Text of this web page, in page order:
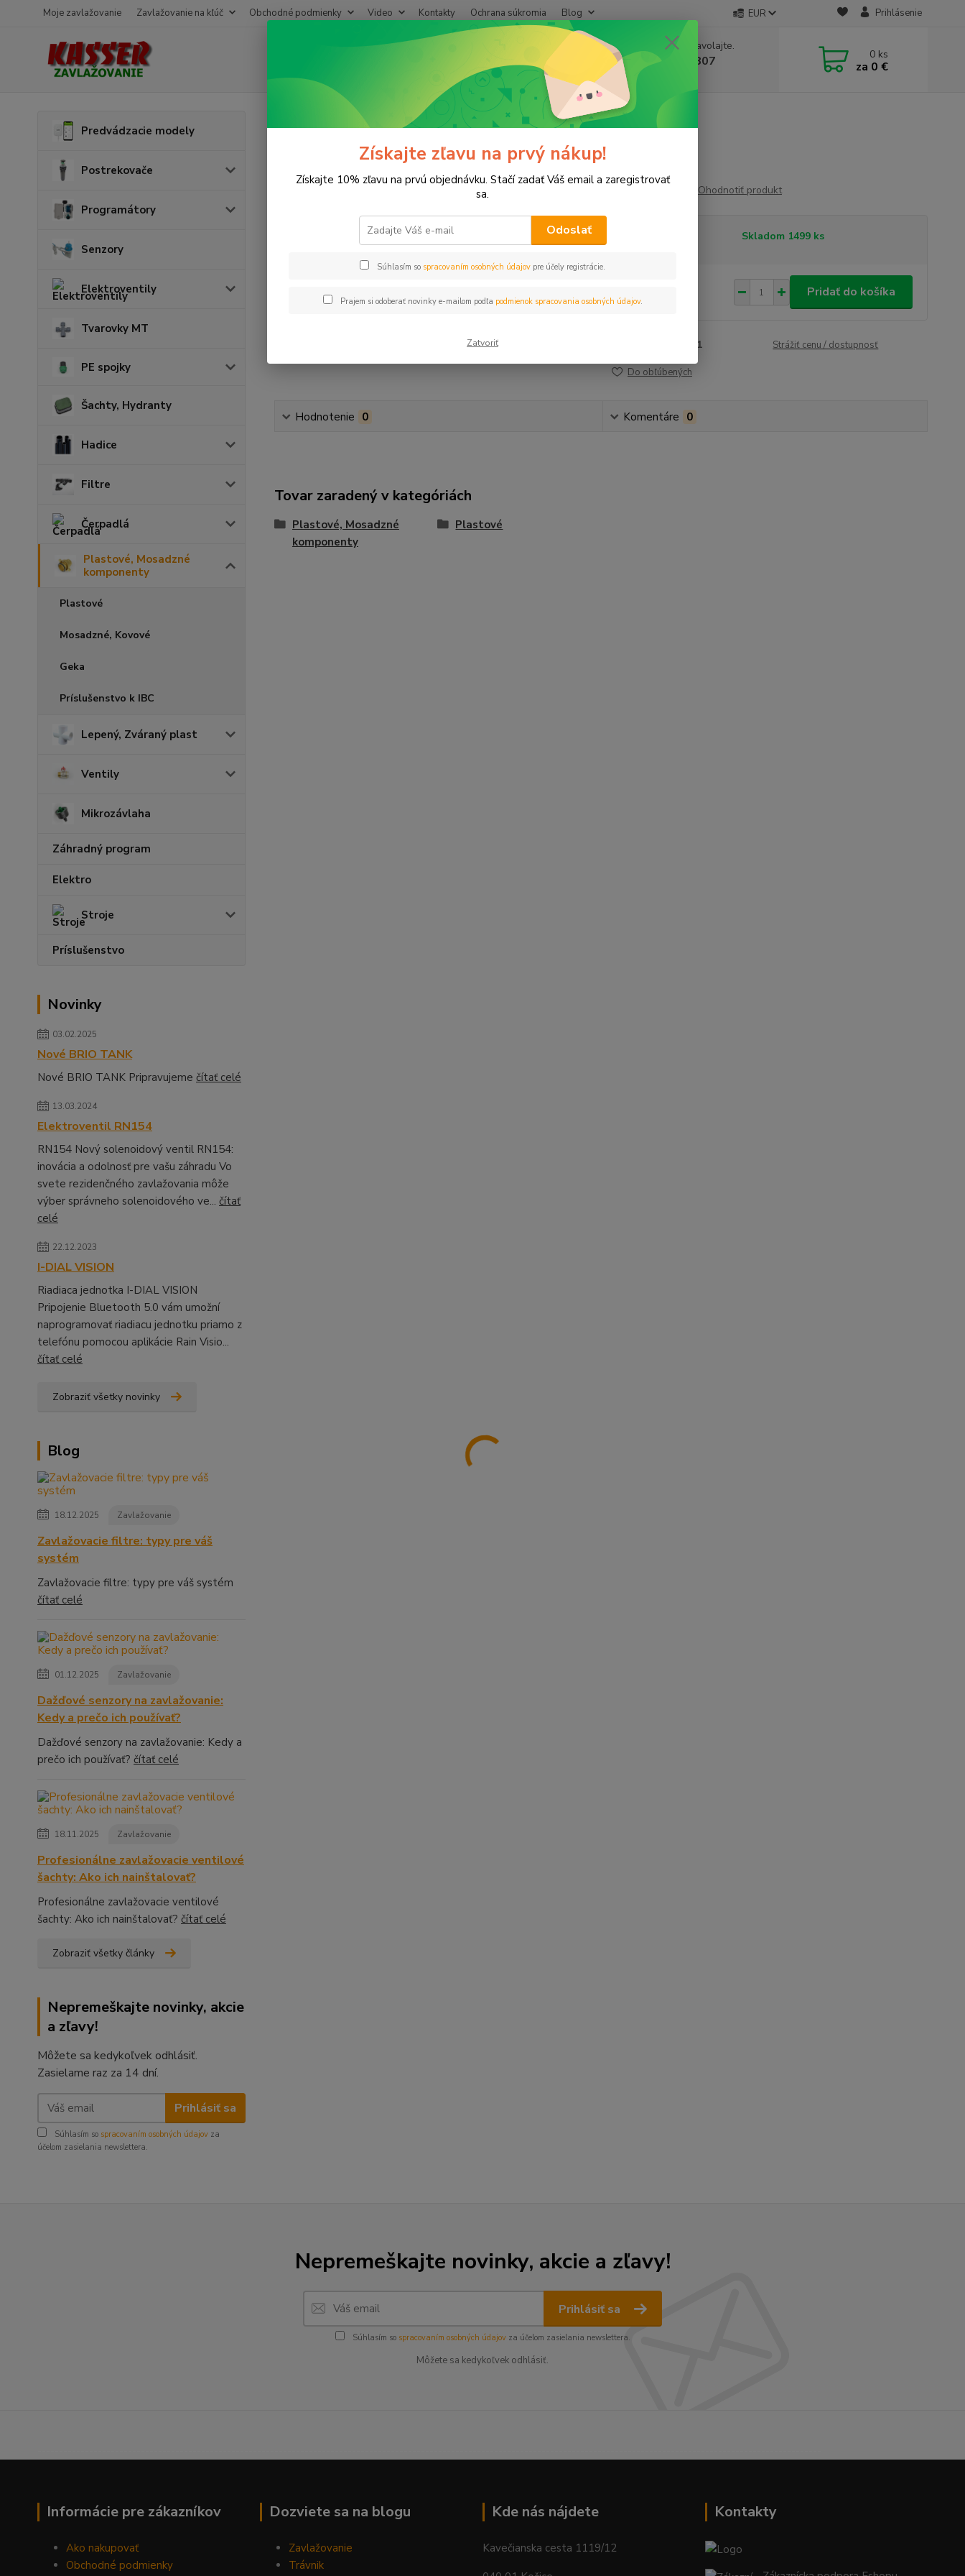
Moje zavlažovanie Zavlažovanie na kľúč Obchodné podmienky Video Kontakty Ochrana súkromia Blog EUR Prihlásenie
Neviete si rady? Zavolajte.
+421 911 131 807
(Po-Pia, 8-17 hod.)
0 ks
za 0 €
Predvádzacie modely
Postrekovače
Programátory
Senzory
Elektroventily
Tvarovky MT
PE spojky
Šachty, Hydranty
Hadice
Filtre
Čerpadlá
Plastové, Mosadzné
komponenty
Plastové
Mosadzné, Kovové
Geka
Príslušenstvo k IBC
Lepený, Zváraný plast
Ventily
Mikrozávlaha
Záhradný program
Elektro
Stroje
Príslušenstvo
Novinky
03.02.2025
Nové BRIO TANK
Nové BRIO TANK Pripravujeme čítať celé
13.03.2024
Elektroventil RN154
RN154 Nový solenoidový ventil RN154:
inovácia a odolnosť pre vašu záhradu Vo
svete rezidenčného zavlažovania môže
výber správneho solenoidového ve... čítať
celé
22.12.2023
I-DIAL VISION
Riadiaca jednotka I-DIAL VISION
Pripojenie Bluetooth 5.0 vám umožní
naprogramovať riadiacu jednotku priamo z
telefónu pomocou aplikácie Rain Visio...
čítať celé
Zobraziť všetky novinky
Blog
18.12.2025 Zavlažovanie
Zavlažovacie filtre: typy pre váš
systém
Zavlažovacie filtre: typy pre váš systém
čítať celé
01.12.2025 Zavlažovanie
Dažďové senzory na zavlažovanie:
Kedy a prečo ich používať?
Dažďové senzory na zavlažovanie: Kedy a
prečo ich používať? čítať celé
18.11.2025 Zavlažovanie
Profesionálne zavlažovacie ventilové
šachty: Ako ich nainštalovať?
Profesionálne zavlažovacie ventilové
šachty: Ako ich nainštalovať? čítať celé
Zobraziť všetky články
Nepremeškajte novinky, akcie
a zľavy!
Môžete sa kedykoľvek odhlásiť.
Zasielame raz za 14 dní.
Prihlásiť sa
Súhlasím so spracovaním osobných údajov za
účelom zasielania newslettera.
Plastové, Mosadzné komponenty Prípojka plast 3/4"vonk-12/16/20 hadica
Prípojka plast 3/4"vonk-12/16/20 hadica
Ohodnotiť produkt
Skladom 1499 ks
0,37 €
Pridať do košíka
1521 Strážiť cenu / dostupnosť
Do obľúbených
Hodnotenie 0 Komentáre 0
Tovar zaradený v kategóriách
Plastové, Mosadzné
komponenty
Plastové
Nepremeškajte novinky, akcie a zľavy!
Prihlásiť sa
Súhlasím so spracovaním osobných údajovza účelom zasielania newslettera.
Môžete sa kedykoľvek odhlásiť.
Informácie pre zákazníkov
Ako nakupovať
Obchodné podmienky
Dozviete sa na blogu
Zavlažovanie
Trávnik
Kde nás nájdete
Kavečianska cesta 1119/12
Kontakty
Získajte zľavu na prvý nákup!
Získajte 10% zľavu na prvú objednávku. Stačí zadať Váš email a zaregistrovať
sa.
Odoslať
Súhlasím so spracovaním osobných údajov pre účely registrácie.
Prajem si odoberať novinky e-mailom podľa podmienok spracovania osobných údajov.
Zatvoriť